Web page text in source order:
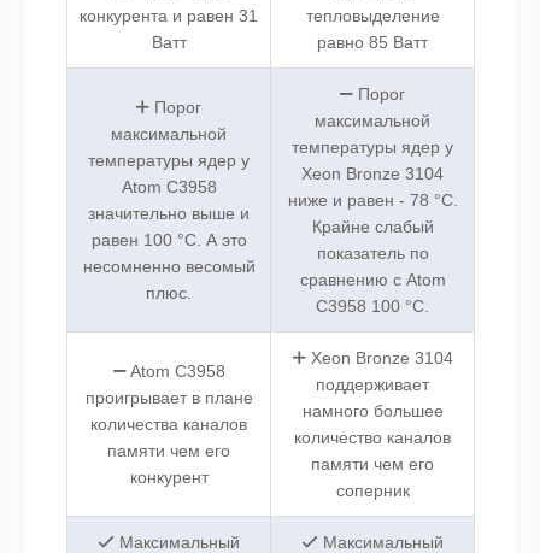
конкурента и равен 31
Ватт
тепловыделение
равно 85 Ватт
Порог
максимальной
температуры ядер у
Atom C3958
значительно выше и
равен 100 °C. А это
несомненно весомый
плюс.
Порог
максимальной
температуры ядер у
Xeon Bronze 3104
ниже и равен - 78 °C.
Крайне слабый
показатель по
сравнению с Atom
C3958 100 °C.
Atom C3958
проигрывает в плане
количества каналов
памяти чем его
конкурент
Xeon Bronze 3104
поддерживает
намного большее
количество каналов
памяти чем его
соперник
Максимальный
Максимальный